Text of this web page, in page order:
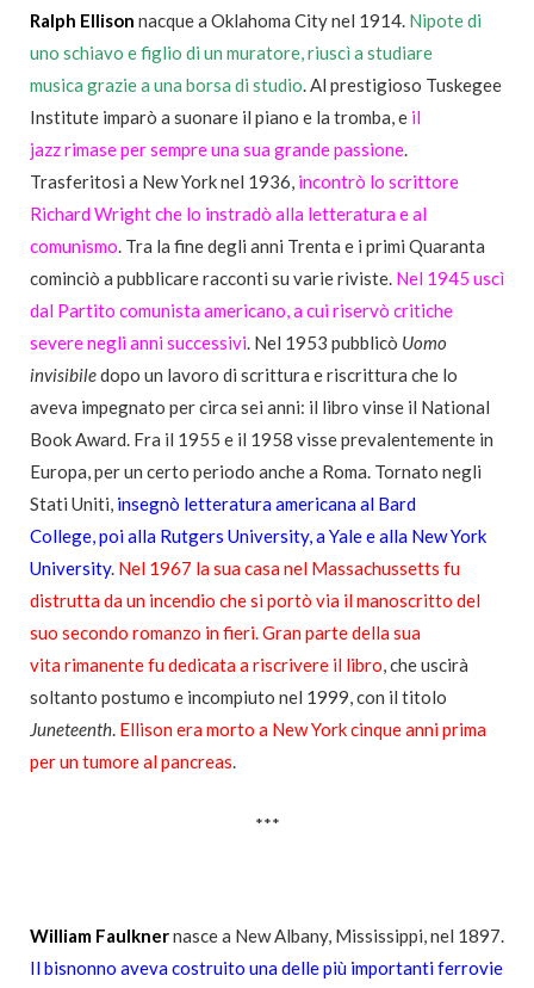
Ralph Ellison nacque a Oklahoma City nel 1914. Nipote di
uno schiavo e figlio di un muratore,riuscì a studiare
musica grazie a una borsa di studio. Al prestigioso Tuskegee
Institute imparò a suonare il piano e la tromba, e il
jazz rimase per sempre una sua grande passione.
Trasferitosi a New York nel 1936, incontrò lo scrittore
Richard Wright che lo instradò alla letteratura e al
comunismo. Tra la fine degli anni Trenta e i primi Quaranta
cominciò a pubblicare racconti su varie riviste. Nel 1945 uscì
dal Partito comunista americano, a cui riservò critiche
severe negli anni successivi. Nel 1953 pubblicò Uomo
invisibiledopo un lavoro di scrittura e riscrittura che lo
aveva impegnato per circa sei anni: il libro vinse il National
Book Award. Fra il 1955 e il 1958 visse prevalentemente in
Europa, per un certo periodo anche a Roma. Tornato negli
Stati Uniti, insegnò letteratura americana al Bard
College, poi alla Rutgers University, a Yale e alla New York
University. Nel 1967 la sua casa nel Massachussetts fu
distrutta da un incendio che si portò via il manoscritto del
suo secondo romanzo in fieri. Gran parte della sua
vita rimanente fu dedicata a riscrivere il libro, che uscirà
soltanto postumo e incompiuto nel 1999, con il titolo
Juneteenth. Ellison era morto a New York cinque anni prima
per un tumore al pancreas.
***
William Faulknernasce a New Albany, Mississippi, nel 1897.
Il bisnonno aveva costruito una delle più importanti ferrovie